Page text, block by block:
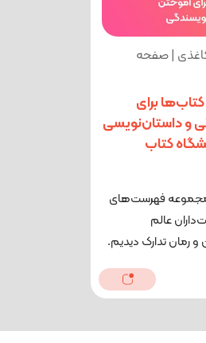
کاغذی | صفحه
برای
و داستان‌نویسی
کتاب
فهرست‌‌های
عالم
رمان تدارک دیدیم.